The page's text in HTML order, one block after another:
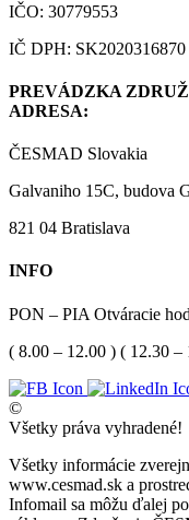
IČO: 30779553
IČ DPH: SK2020316870
PREVÁDZKA
ADRESA:
ČESMAD Slovakia
Galvaniho 15C, budova
821 04 Bratislava
INFO
PON – PIA Otváracie
( 8.00 – 12.00 ) ( 12.30 –
©
Všetky práva vyhradené!
Všetky informácie
www.cesmad.sk a
Infomail sa môžu ďalej